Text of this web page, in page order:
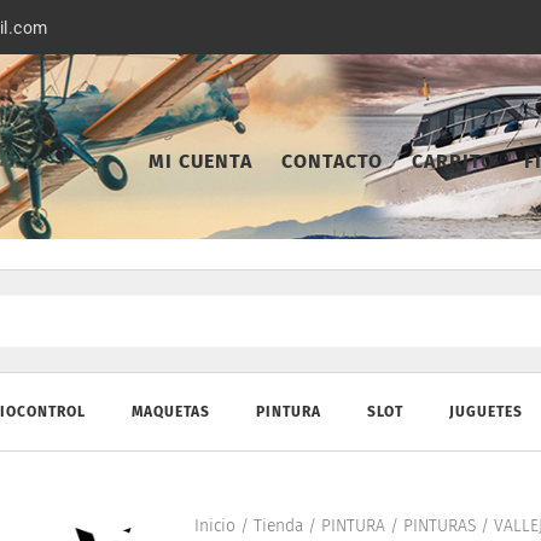
MI CUENTA CONTACTO CARRITO
MAQUETAS PINTURA SLOT JUGUETES
Inicio / Tienda/ PINTURA/ PINTURAS/